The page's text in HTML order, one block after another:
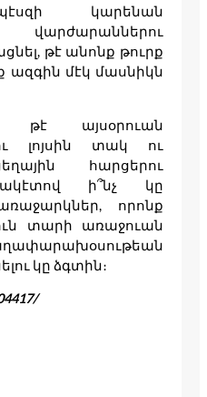
կարենան
վարժարաններու
թէ անոնք թուրք
ազգին մէկ մասնիկն
թէ այսօրուան
լոյսին տակ ու
հարցերու
ի՞նչ կը
որոնք
տարի առաջուան
կը ձգտին։